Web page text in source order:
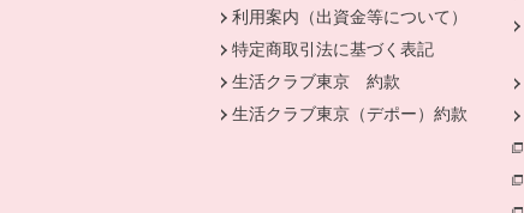
利用案内（出資金等について）
特定商取引法に基づく表記
生活クラブ東京 約款
生活クラブ東京（デポー）約款